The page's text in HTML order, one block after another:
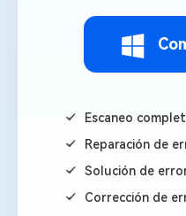
Escaneo
Reparación de
Solución de
Corrección de